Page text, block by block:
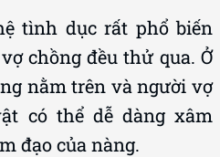
tình dục rất phổ biến
chồng đều thử qua. Ở
nằm trên và người vợ
có thể dễ dàng xâm
đạo của nàng.